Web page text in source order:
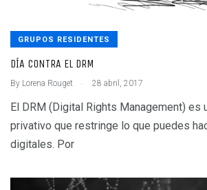
GRUPOS RESIDENTES
DÍA CONTRA EL DRM
By Lorena Rouget . 28 abril, 2017
El DRM (Digital Rights Management) es
privativo que restringe lo que puedes
digitales. Por